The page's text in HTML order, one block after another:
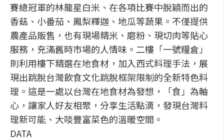
賽總冠軍的林龍星白米、在各項比賽中脫穎而出的
香菇、小番茄、鳳梨釋迦、地瓜等蔬果。不僅提供
農產品販售，也有現場精米、磨粉、現切肉等貼心
服務，充滿舊時市場的人情味。二樓「一號糧倉」
則利用樓下精選在地食材，加入西式料理手法，展
現出跳脫台灣飲食文化跳脫框架限制的全新特色料
理。這是一處以台灣在地食材為發想，「食」為軸
心，讓家人好友相聚，分享生活點滴，發現台灣料
理新可能、大啖豐富菜色的溫暖空間。
DATA